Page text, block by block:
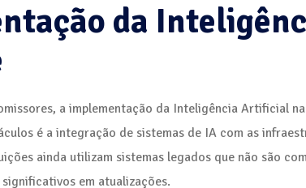
da
a implementação da Inteligência Artificial
é a integração de sistemas de IA com as
ainda utilizam sistemas legados que não são
em atualizações.